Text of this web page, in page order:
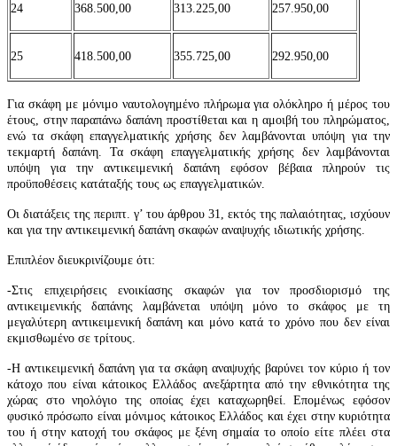
24 368.500,00 313.225,00 257.950,00
25 418.500,00 355.725,00 292.950,00
Για σκάφη με μόνιμο ναυτολογημένο πλήρωμα για ολόκληρο ή μέρος του
έτους, στην παραπάνω δαπάνη προστίθεται και η αμοιβή του πληρώματος,
ενώ τα σκάφη επαγγελματικής χρήσης δεν λαμβάνονται υπόψη για την
τεκμαρτή δαπάνη. Τα σκάφη επαγγελματικής χρήσης δεν λαμβάνονται
υπόψη για την αντικειμενική δαπάνη εφόσον βέβαια πληρούν τις
προϋποθέσεις κατάταξής τους ως επαγγελματικών.
Οι διατάξεις της περιπτ. γ’ του άρθρου 31
, εκτός της παλαιότητας, ισχύουν
και για την αντικειμενική δαπάνη σκαφών αναψυχής ιδιωτικής χρήσης.
Επιπλέον διευκρινίζουμε ότι:
-Στις επιχειρήσεις ενοικίασης σκαφών για τον προσδιορισμό της
αντικειμενικής δαπάνης λαμβάνεται υπόψη μόνο το σκάφος με τη
μεγαλύτερη αντικειμενική δαπάνη και μόνο κατά το χρόνο που δεν είναι
εκμισθωμένο σε τρίτους.
-Η αντικειμενική δαπάνη για τα σκάφη αναψυχής βαρύνει τον κύριο ή τον
κάτοχο που είναι κάτοικος Ελλάδος ανεξάρτητα από την εθνικότητα της
χώρας στο νηολόγιο της οποίας έχει καταχωρηθεί. Επομένως εφόσον
φυσικό πρόσωπο είναι μόνιμος κάτοικος Ελλάδος και έχει στην κυριότητα
του ή στην κατοχή του σκάφος με ξένη σημαία το οποίο είτε πλέει στα